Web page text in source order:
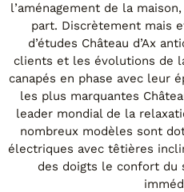
Tissus Greensofa
850 tissus et 250 cuirs
PAR MATIÈRE
Canapés cuir
Canapés tissu
PAR CATÉGORIE
Chaises
Coussins
Enfilades
Luminaires
Objets déco
Tableaux
Tables basses
Tables repas
l’aménagement de la
part. Discrètement mais
d’études Château d’Ax
clients et les évolutions de
canapés en phase avec leur
les plus marquantes
leader mondial de la
nombreux modèles sont
électriques avec têtières
des doigts le confort du